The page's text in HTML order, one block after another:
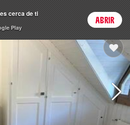
Login
cerca de ti
Play
ABRIR